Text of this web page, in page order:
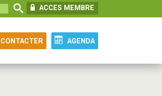
ACCES MEMBRE
AGENDA
CONTACTER